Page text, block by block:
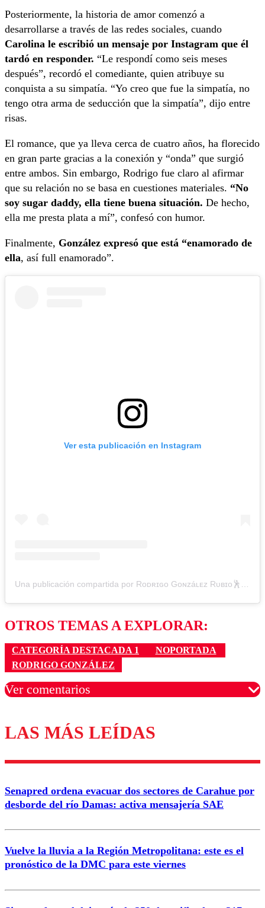
Posteriormente, la historia de amor comenzó a
desarrollarse a través de las redes sociales, cuando
Carolina le escribió un mensaje por Instagram que él
tardó en responder. “Le respondí como seis meses
después”, recordó el comediante, quien atribuye su
conquista a su simpatía. “Yo creo que fue la simpatía, no
tengo otra arma de seducción que la simpatía”, dijo entre
risas.
El romance, que ya lleva cerca de cuatro años, ha florecido
en gran parte gracias a la conexión y “onda” que surgió
entre ambos. Sin embargo, Rodrigo fue claro al afirmar
que su relación no se basa en cuestiones materiales. “No
soy sugar daddy, ella tiene buena situación. De hecho,
ella me presta plata a mí”, confesó con humor.
Finalmente, González expresó que está “enamorado de
ella, así full enamorado”.
Ver esta publicación en Instagram
OTROS TEMAS A EXPLORAR:
CATEGORÍA DESTACADA 1
NOPORTADA
RODRIGO GONZÁLEZ
Ver comentarios
Los comentarios son moderados para garantizar un
diálogo respetuoso.
Correo
Enviar comentario
LAS MÁS LEÍDAS
Senapred ordena evacuar dos sectores de Carahue por
desborde del río Damas: activa mensajería SAE
Vuelve la lluvia a la Región Metropolitana: este es el
pronóstico de la DMC para este viernes